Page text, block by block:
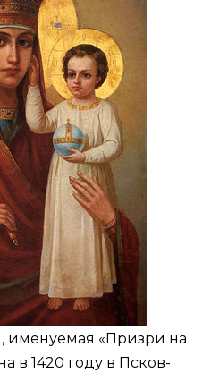
име­ну­е­мая «При­з­ри на
в 1420 го­ду в Псков­